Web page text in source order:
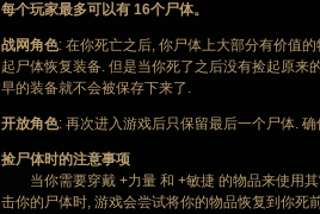
每个玩家最多可以有 16个尸体。
战网角色: 在你死亡之后, 你尸体上大部分有价值
起尸体恢复装备. 但是当你死了之后没有捡起原来
早的装备就不会被保存下来了.
开放角色: 再次进入游戏后只保留最后一个尸体.
捡尸体时的注意事项
当你需要穿戴 +力量 和 +敏捷 的物品来使用其
击你的尸体时, 游戏会尝试将你的物品恢复到你死